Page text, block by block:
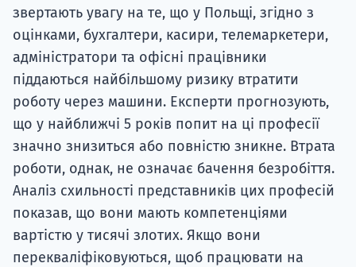
звертають увагу на те, що у Польщі, згідно з
оцінками, бухгалтери, касири, телемаркетери,
адміністратори та офісні працівники
піддаються найбільшому ризику втратити
роботу через машини. Експерти прогнозують,
що у найближчі 5 років попит на ці професії
значно знизиться або повністю зникне. Втрата
роботи, однак, не означає бачення безробіття.
Аналіз схильності представників цих професій
показав, що вони мають компетенціями
вартістю у тисячі злотих. Якщо вони
перекваліфіковуються, щоб працювати на